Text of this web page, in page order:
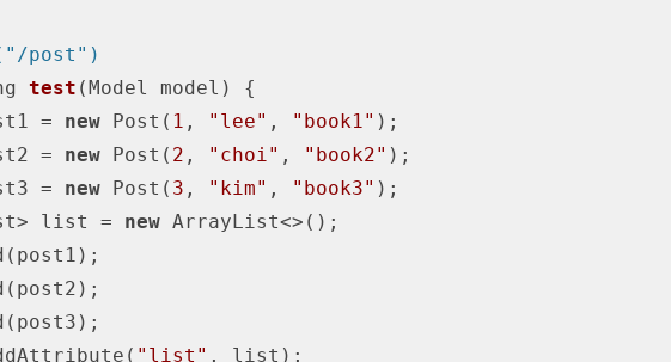
post")
test (Model model)
{
=
new Post( 1 , "lee" , "book1" );
=
new Post( 2 , "choi" , "book2" );
=
new Post( 3 , "kim" , "book3" );
list =
new ArrayList<>();
"list" , list);